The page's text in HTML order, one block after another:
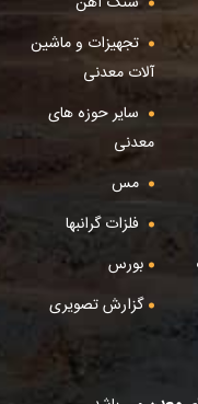
تجهیزات و ماشین
آلات معدنی
سایر حوزه های
معدنی
مس
فلزات گرانبها
بورس
گزارش تصویری